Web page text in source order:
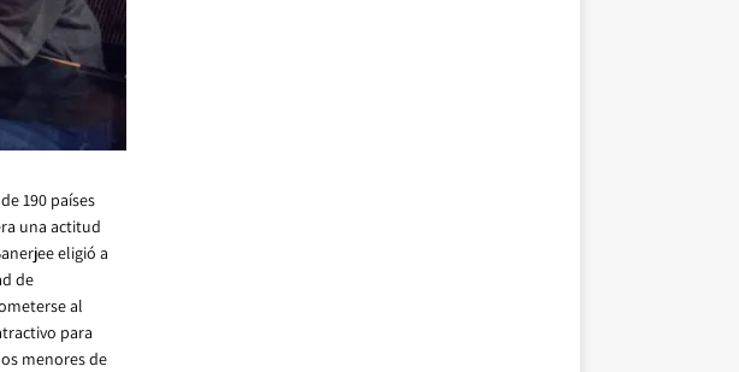
190 países
una actitud
eligió a
de
al
para
menores de